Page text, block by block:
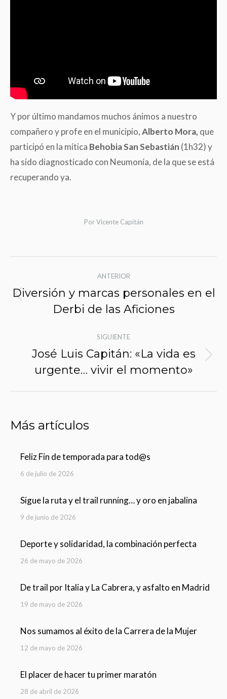
Y por último mandamos muchos ánimos a nuestro
compañero y profe en el municipio,Alberto Mora, que
participó en la mítica Behobia San Sebastián (1h32) y
ha sido diagnosticado con Neumonía, de la que se está
recuperando ya.
PorVicente Capitán
de
entradas
ANTERIOR
Entrada
anterior:
Diversión y marcas personales en el
Derbi de las Aficiones
SIGUIENTE
Siguiente
entrada:
José Luis Capitán: «La vida es
urgente… vivir el momento»
Más artículos
Feliz Fin de temporada para tod@s
6 de julio de 2026
Sigue la ruta y el trail running… y oro en jabalina
9 de junio de 2026
Deporte y solidaridad, la combinación perfecta
26 de mayo de 2026
De trail por Italia y La Cabrera, y asfalto en Madrid
19 de mayo de 2026
Nos sumamos al éxito de la Carrera de la Mujer
12 de mayo de 2026
El placer de hacer tu primer maratón
28 de abril de 2026